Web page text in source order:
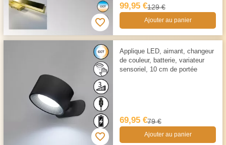
99,95 €129 €
Ajouter au panier
Applique LED, aimant, changeur
de couleur, batterie, variateur
sensoriel, 10 cm de portée
69,95 €79 €
Ajouter au panier